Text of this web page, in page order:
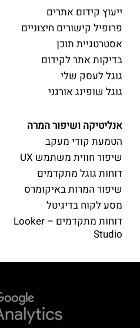
ייעוץ קידום אתרים
פרופיל קישורים חיצוניים
אסטרטגיית תוכן
בדיקות אתר לקידום
גוגל לעסק שלי
גוגל שופינג אורגני
אנליטיקה ושיפור המרה
הטמעת קודי מעקב
שיפור חווית משתמש UX
דוחות גוגל מתקדמים
שיפור המרות באיקומרס
מסע לקוח בדיגיטל
דוחות מתקדמים – Looker
Studio